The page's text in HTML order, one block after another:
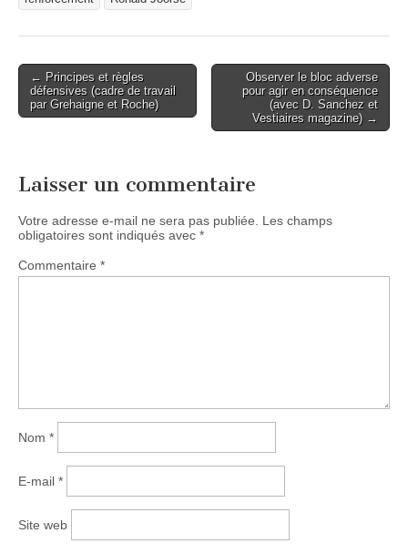
Post
navigation
← Principes et règles
défensives (cadre de travail
par Grehaigne et Roche)
Observer le bloc adverse
pour agir en conséquence
(avec D. Sanchez et
Vestiaires magazine) →
Laisser un commentaire
Votre adresse e-mail ne sera pas publiée.
Les champs
obligatoires sont indiqués avec *
Commentaire *
Nom *
E-mail *
Site web